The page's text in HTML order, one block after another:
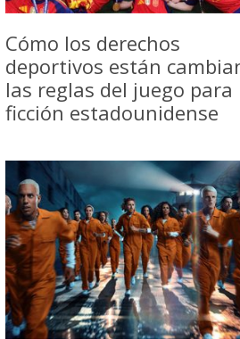
Cómo los derechos
deportivos están
las reglas del juego para
ficción estadounidense